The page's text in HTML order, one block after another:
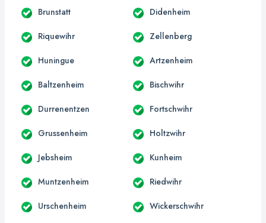
Brunstatt Didenheim
Riquewihr Zellenberg
Huningue Artzenheim
Baltzenheim Bischwihr
Durrenentzen Fortschwihr
Grussenheim Holtzwihr
Jebsheim Kunheim
Muntzenheim Riedwihr
Urschenheim Wickerschwihr